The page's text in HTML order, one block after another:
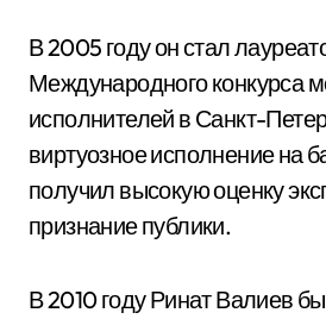
В 2005 году он стал
Международного конкурса
исполнителей в Санкт-
виртуозное исполнение на
получил высокую оценку
признание публики.
В 2010 году Ринат Валиев